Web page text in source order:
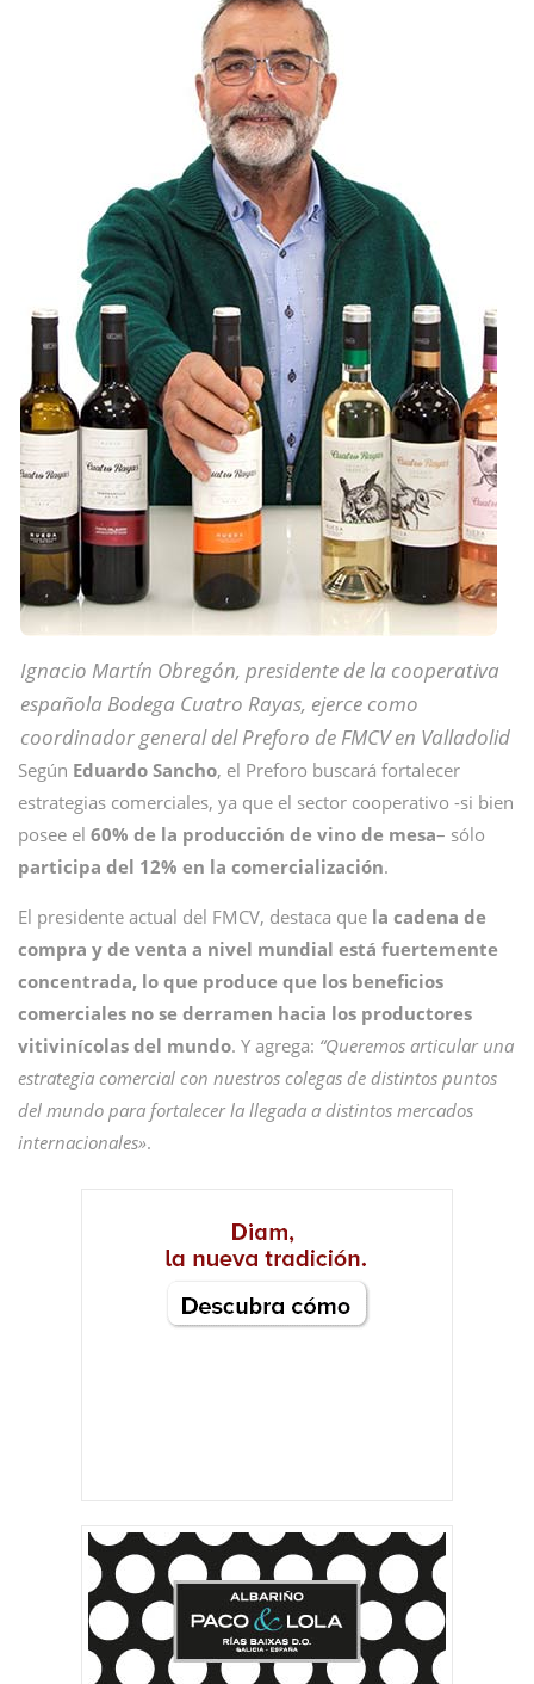
Ignacio Martín Obregón, presidente de la cooperativa
española Bodega Cuatro Rayas, ejerce como
coordinador general del Preforo de FMCV en Valladolid
Según Eduardo Sancho, el Preforo buscará fortalecer
estrategias comerciales, ya que el sector cooperativo -si bien
posee el 60% de la producción de vino de mesa– sólo
participa del 12% en la comercialización.
El presidente actual del FMCV, destaca que la cadena de
compra y de venta a nivel mundial está fuertemente
concentrada, lo que produce que los beneficios
comerciales no se derramen hacia los productores
vitivinícolas del mundo. Y agrega: “Queremos articular una
estrategia comercial con nuestros colegas de distintos puntos
del mundo para fortalecer la llegada a distintos mercados
internacionales».